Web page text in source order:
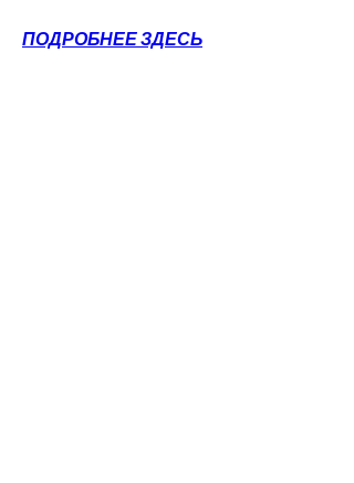
ПОДРОБНЕЕ ЗДЕСЬ